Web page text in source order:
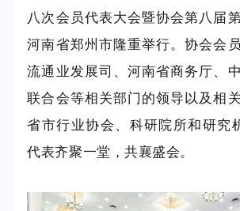
八次会员代表大会暨协会第八届
河南省郑州市隆重举行。协会会
流通业发展司、河南省商务厅、
联合会等相关部门的领导以及相
省市行业协会、科研院所和研究
代表齐聚一堂，共襄盛会。